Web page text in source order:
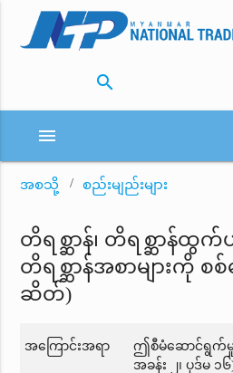
search
menu
အစသို့ စည်းမျည်းများ
တိရစ္ဆာန်၊ တိရစ္ဆာန်ထွက်ပ
တိရစ္ဆာန်အစာများကို စစ်
ဆိတ်)
အကြောင်းအရာ
ဤစီမံဆောင်ရွက်မှု
အခန်း ၂၊ ပုဒ်မ